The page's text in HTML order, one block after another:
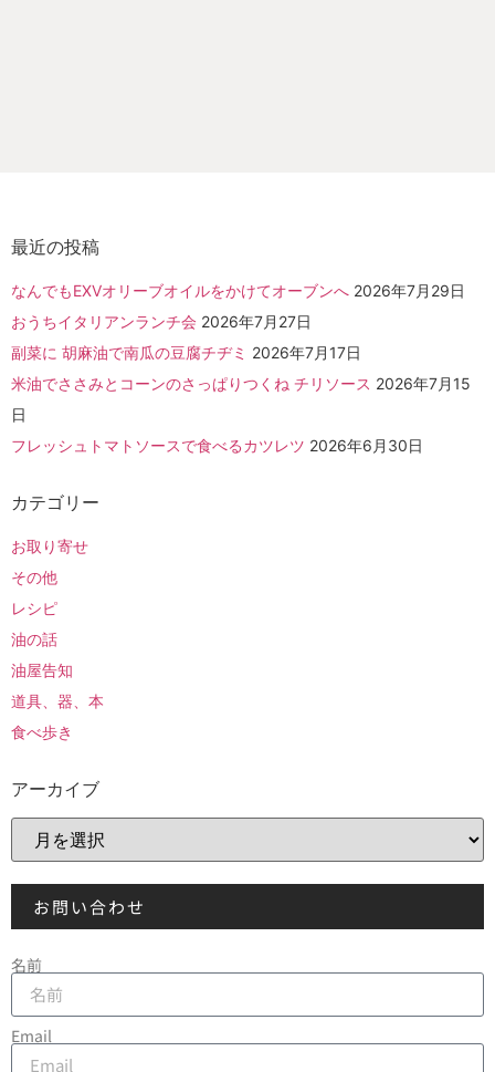
最近の投稿
なんでもEXVオリーブオイルをかけてオーブンへ 2026年7月29日
おうちイタリアンランチ会 2026年7月27日
副菜に 胡麻油で南瓜の豆腐チヂミ 2026年7月17日
米油でささみとコーンのさっぱりつくね チリソース 2026年7月15
日
フレッシュトマトソースで食べるカツレツ 2026年6月30日
カテゴリー
お取り寄せ
その他
レシピ
油の話
油屋告知
道具、器、本
食べ歩き
アーカイブ
お問い合わせ
名前
Email